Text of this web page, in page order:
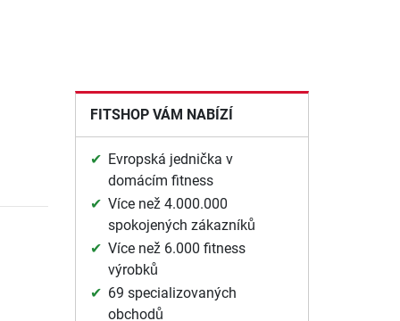
FITSHOP VÁM NABÍZÍ
Evropská jednička v
domácím fitness
Více než 4.000.000
spokojených zákazníků
Více než 6.000 fitness
výrobků
69 specializovaných
obchodů